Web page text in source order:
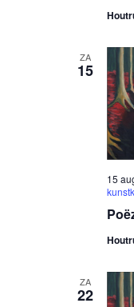
ZA
15
15
ZA
22